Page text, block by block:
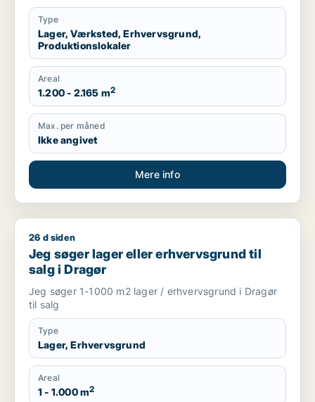
Type
Lager, Værksted, Erhvervsgrund,
Produktionslokaler
Areal
1.200 - 2.165 m2
Max. per måned
Ikke angivet
Mere info
Jeg søger lager eller erhvervsgrund til salg i Dragør
26 d siden
Jeg søger lager eller erhvervsgrund til
salg i Dragør
Jeg søger 1-1000 m2 lager / erhvervsgrund i Dragør
til salg
Type
Lager, Erhvervsgrund
Areal
1 - 1.000 m2